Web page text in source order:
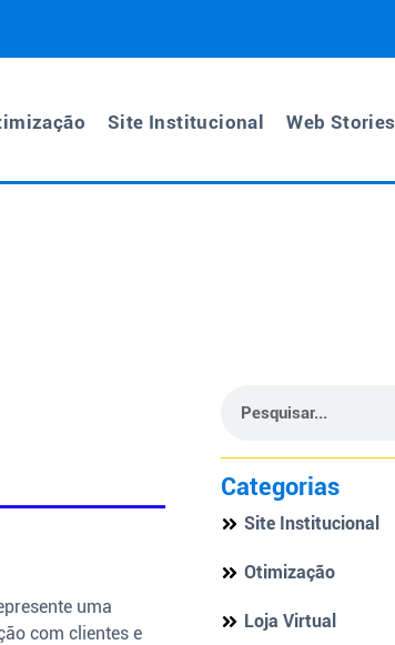
Site Institucional Web Stories
uma
com clientes e
Categorias
Site Institucional
Otimização
Loja Virtual